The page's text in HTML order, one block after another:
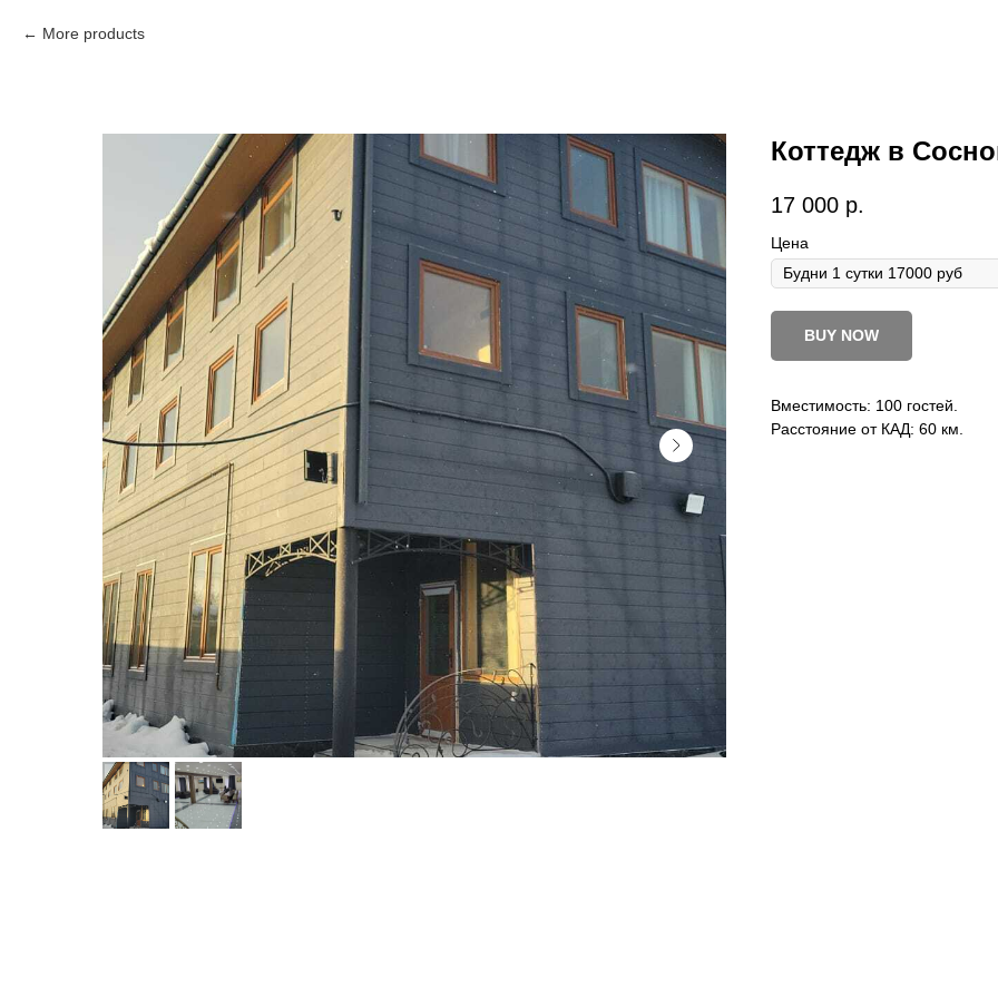
More products
Коттедж в
17 000 р.
Цена
BUY NOW
Вместимость: 100 гостей.
Расстояние от КАД: 60 км.